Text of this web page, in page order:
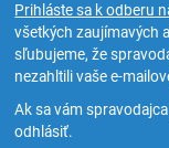
Prihláste sa k odberu
všetkých zaujímavých
sľubujeme, že
nezahltili vaše e-
Ak sa vám
odhlásiť.